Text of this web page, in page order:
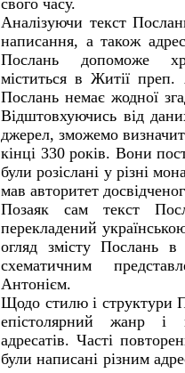
свого часу.
Аналізуючи текст
написання, а також
Послань допоможе
міститься в Житії
Послань немає жодної
Відштовхуючись від
джерел, зможемо
кінці 330 років. Вони
були розіслані у різні
мав авторитет
Позаяк сам текст
перекладений
огляд змісту Послань
схематичним
Антонієм.
Щодо стилю і структури
епістолярний жанр і
адресатів. Часті
були написані різним